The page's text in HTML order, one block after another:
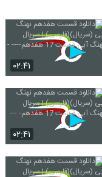
۰۲:۴۱
۰۲:۴۱